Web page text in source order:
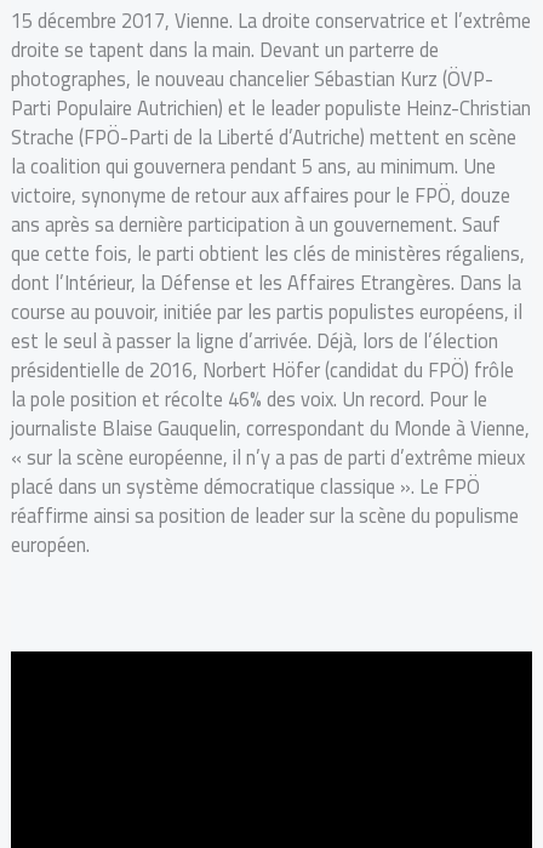
15 décembre 2017, Vienne. La droite conservatrice et l’extrême
droite se tapent dans la main. Devant un parterre de
photographes, le nouveau chancelier Sébastian Kurz (ÖVP-
Parti Populaire Autrichien) et le leader populiste Heinz-Christian
Strache (FPÖ-Parti de la Liberté d’Autriche) mettent en scène
la coalition qui gouvernera pendant 5 ans, au minimum. Une
victoire, synonyme de retour aux affaires pour le FPÖ, douze
ans après sa dernière participation à un gouvernement. Sauf
que cette fois, le parti obtient les clés de ministères régaliens,
dont l’Intérieur, la Défense et les Affaires Etrangères. Dans la
course au pouvoir, initiée par les partis populistes européens, il
est le seul à passer la ligne d’arrivée. Déjà, lors de l’élection
présidentielle de 2016, Norbert Höfer (candidat du FPÖ) frôle
la pole position et récolte 46% des voix. Un record. Pour le
journaliste Blaise Gauquelin, correspondant du Monde à Vienne,
« sur la scène européenne, il n’y a pas de parti d’extrême mieux
placé dans un système démocratique classique ». Le FPÖ
réaffirme ainsi sa position de leader sur la scène du populisme
européen.